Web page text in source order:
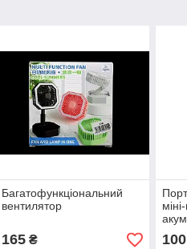
Багатофункціональний
вентилятор
165₴
Mini
100